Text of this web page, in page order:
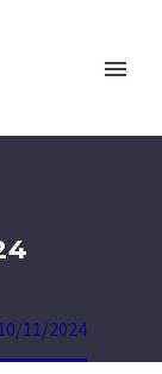
11/2024